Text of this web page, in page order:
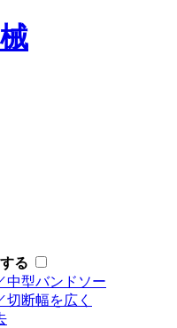
る
中型バンドソー
断幅を広く